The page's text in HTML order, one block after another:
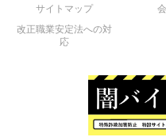
サイトマップ
改正職業安定法への対
応